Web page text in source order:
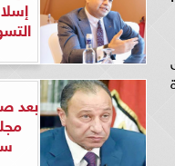
بعد